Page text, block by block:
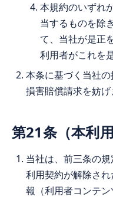
本規約のいずれ
当するものを除
て、当社が是正
利用者がこれを
本条に基づく当社
損害賠償請求を妨げ
第21条（本利
当社は、前三条の
利用契約が解除さ
報（利用者コンテ